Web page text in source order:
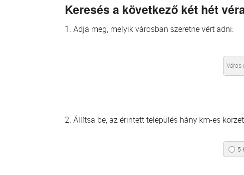
Keresés a következő két hét
1. Adja meg, melyik városban szeretne vért adni:
2. Állítsa be, az érintett település hány km-es
5